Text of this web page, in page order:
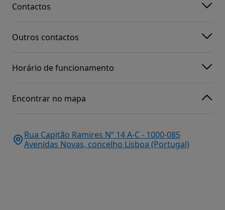
Contactos
Outros contactos
Horário de funcionamento
Encontrar no mapa
Rua Capitão Ramires Nº 14 A-C - 1000-085
Avenidas Novas, concelho Lisboa (Portugal)